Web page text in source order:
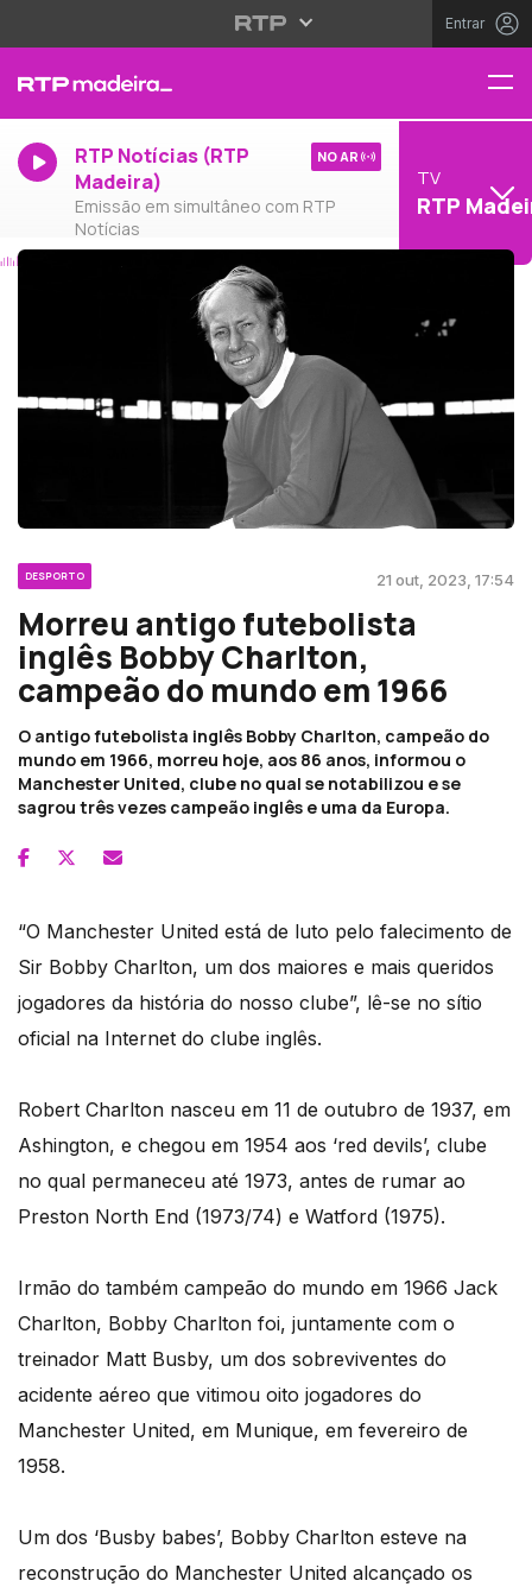
Entrar
RTP Notícias (RTP
Madeira)
Emissão em simultâneo com RTP
Notícias
NO AR
TV
RTP
DESPORTO 21 out, 2023, 17:54
Morreu antigo futebolista
inglês Bobby Charlton,
campeão do mundo em 1966
O antigo futebolista inglês Bobby Charlton, campeão do
mundo em 1966, morreu hoje, aos 86 anos, informou o
Manchester United, clube no qual se notabilizou e se
sagrou três vezes campeão inglês e uma da Europa.
“O Manchester United está de luto pelo falecimento de
Sir Bobby Charlton, um dos maiores e mais queridos
jogadores da história do nosso clube”, lê-se no sítio
oficial na Internet do clube inglês.
Robert Charlton nasceu em 11 de outubro de 1937, em
Ashington, e chegou em 1954 aos ‘red devils’, clube
no qual permaneceu até 1973, antes de rumar ao
Preston North End (1973/74) e Watford (1975).
Irmão do também campeão do mundo em 1966 Jack
Charlton, Bobby Charlton foi, juntamente com o
treinador Matt Busby, um dos sobreviventes do
acidente aéreo que vitimou oito jogadores do
Manchester United, em Munique, em fevereiro de
1958.
Um dos ‘Busby babes’, Bobby Charlton esteve na
reconstrução do Manchester United alcançado os